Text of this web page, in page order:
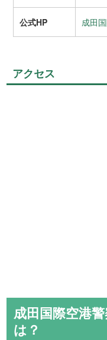
公式HP 成田
アクセス
成田国際空港
は？